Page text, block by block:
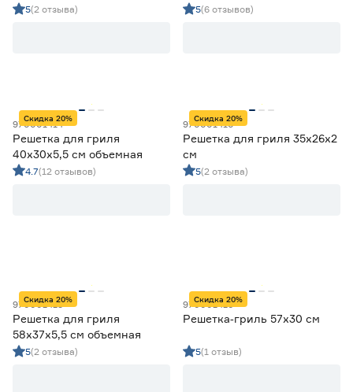
Наличие антипригарного покрытия
Нет
от до
Высота (см)
антипригарным покрытием
5(2 отзыва) 5(6 отзывов)
Скидка 20%
970001414
Решетка для гриля
40x30x5,5 см объемная
4.7(12 отзывов)
Скидка 20%
970001410
Решетка для гриля 35x26x2
см
5(2 отзыва)
Скидка 20%
970001415
Решетка для гриля
58x37x5,5 см объемная
5(2 отзыва)
Скидка 20%
970001416
Решетка‑гриль 57x30 см
5(1 отзыв)